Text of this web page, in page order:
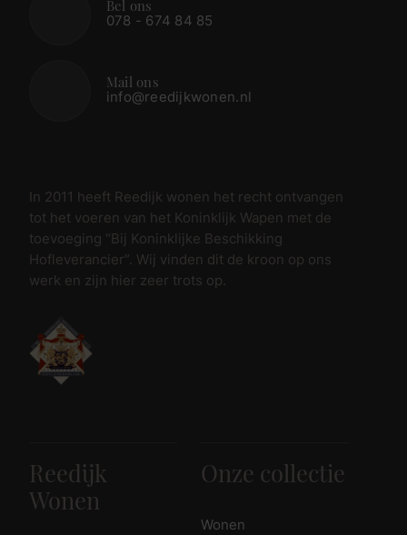
Bel ons
078 - 674 84 85
Mail ons
info@reedijkwonen.nl
In 2011 heeft Reedijk wonen het recht ontvangen
tot het voeren van het Koninklijk Wapen met de
toevoeging “Bij Koninklijke Beschikking
Hofleverancier”. Wij vinden dit de kroon op ons
werk en zijn hier zeer trots op.
Reedijk
Wonen
Onze collectie
Wonen